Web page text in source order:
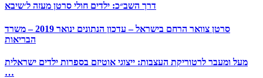
דרך השב״כ: ילדים חולי סרטן מעזה ל׳שיבא
סרטן צוואר הרחם בישראל – עדכון הנתונים ינואר 2019 – משרד
הבריאות
מעל ומעבר לרטוריקת העצבות: ייצוגי אוטיזם בספרות ילדים ישראלית
…